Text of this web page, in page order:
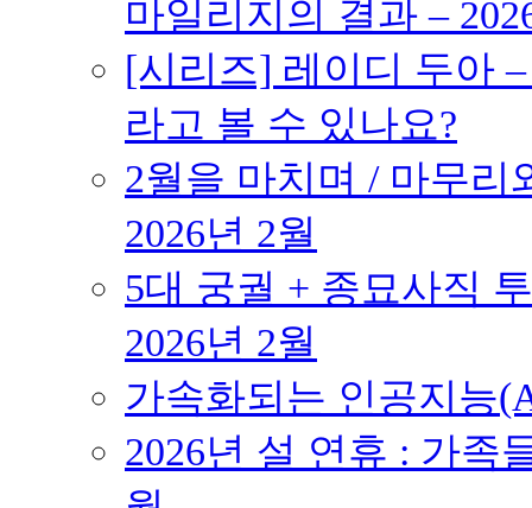
마일리지의 결과 –
[시리즈] 레이디 두아
라고 볼 수 있나요?
2월을 마치며 / 마무리
2026년 2월
5대 궁궐 + 종묘사직
2026년 2월
가속화되는 인공지능
2026년 설 연휴 : 가족